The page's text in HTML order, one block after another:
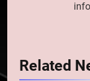
Related